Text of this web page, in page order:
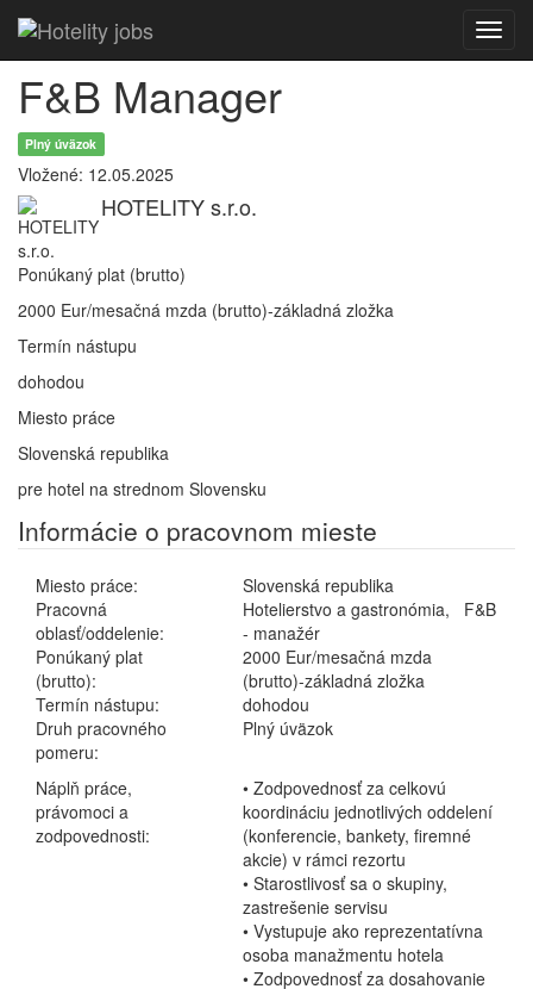
F&B Manager
Plný úväzok
Vložené: 12.05.2025
HOTELITY s.r.o.
Ponúkaný plat (brutto)
2000 Eur/mesačná mzda (brutto)-základná zložka
Termín nástupu
dohodou
Miesto práce
Slovenská republika
pre hotel na strednom Slovensku
Informácie o pracovnom mieste
Miesto práce:
Slovenská republika
Pracovná
oblasť/oddelenie:
Hotelierstvo a gastronómia, F&B
- manažér
Ponúkaný plat
(brutto):
2000 Eur/mesačná mzda
(brutto)-základná zložka
Termín nástupu:
dohodou
Druh pracovného
pomeru:
Plný úväzok
Náplň práce,
právomoci a
zodpovednosti:
• Zodpovednosť za celkovú
koordináciu jednotlivých oddelení
(konferencie, bankety, firemné
akcie) v rámci rezortu
• Starostlivosť sa o skupiny,
zastrešenie servisu
• Vystupuje ako reprezentatívna
osoba manažmentu hotela
• Zodpovednosť za dosahovanie